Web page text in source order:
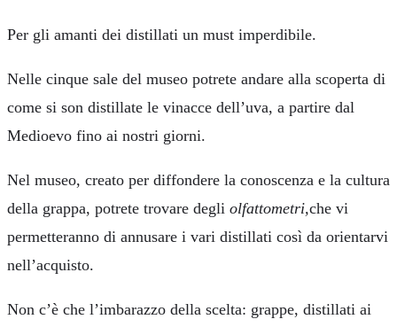
Per gli amanti dei distillati un must imperdibile.
Nelle cinque sale del museo potrete andare alla scoperta di
come si son distillate le vinacce dell’uva, a partire dal
Medioevo fino ai nostri giorni.
Nel museo, creato per diffondere la conoscenza e la cultura
della grappa, potrete trovare degli olfattometri,che vi
permetteranno di annusare i vari distillati così da orientarvi
nell’acquisto.
Non c’è che l’imbarazzo della scelta: grappe, distillati ai